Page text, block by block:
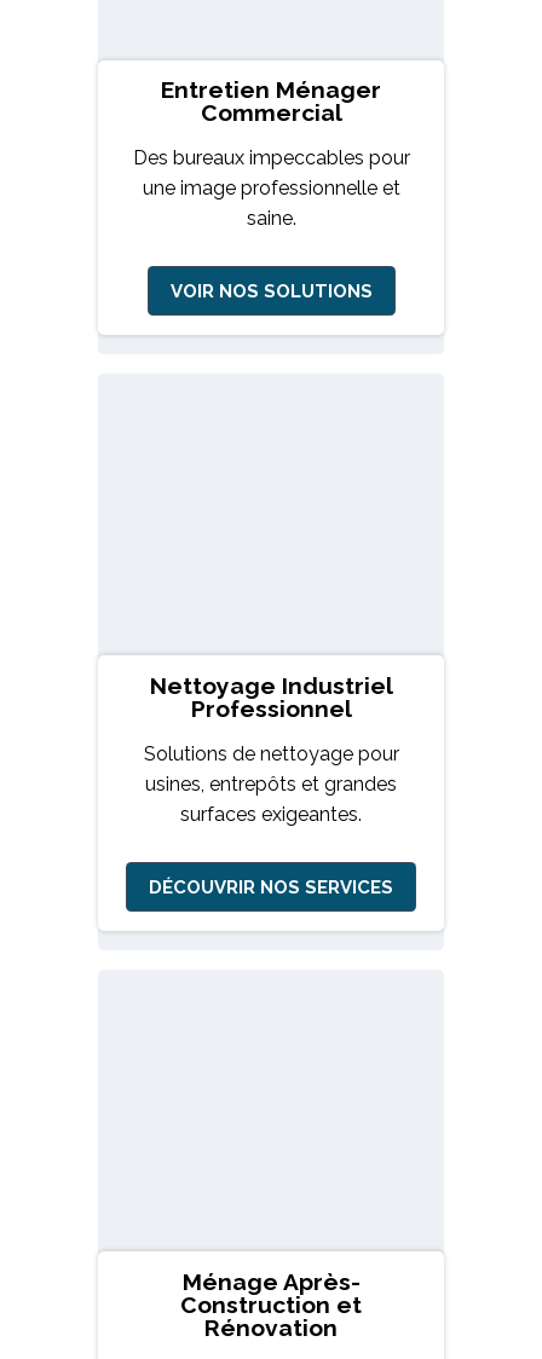
Entretien Ménager
Commercial
Des bureaux impeccables pour
une image professionnelle et
saine.
VOIR NOS SOLUTIONS
Nettoyage Industriel
Professionnel
Solutions de nettoyage pour
usines, entrepôts et grandes
surfaces exigeantes.
DÉCOUVRIR NOS SERVICES
Ménage Après-
Construction et
Rénovation